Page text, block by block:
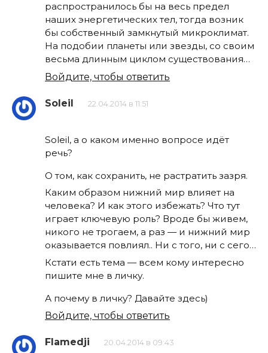
распространилось бы на весь предел
наших энергетических тел, тогда возник
бы собственный замкнутый микроклимат.
На подобии планеты или звезды, со своим
весьма длинным циклом существования…
Войдите, чтобы ответить
Soleil 22.04.2014 в 11:51
Soleil, а о каком именно вопросе идёт
речь?
О том, как сохранить, не растратить зазря.
Каким образом нижний мир влияет на
человека? И как этого избежать? Что тут
играет ключевую роль? Вроде бы живем,
никого не трогаем, а раз — и нижний мир
оказывается повлиял.. Ни с того, ни с сего…
Кстати есть тема — всем кому интересно
пишите мне в личку.
А почему в личку? Давайте здесь)
Войдите, чтобы ответить
Flamedji 20.04.2014 в 09:43